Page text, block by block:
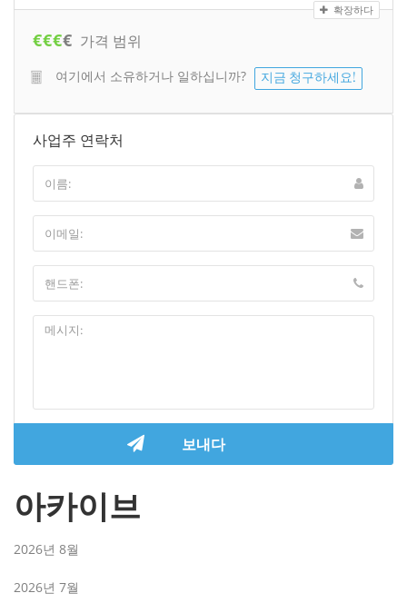
확장하다
€€€€ 가격 범위
여기에서 소유하거나 일하십니까? 지금 청구하세요!
사업주 연락처
아카이브
2026년 8월
2026년 7월